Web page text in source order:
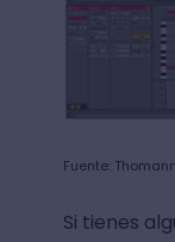
Fuente: Thomann
Si tienes